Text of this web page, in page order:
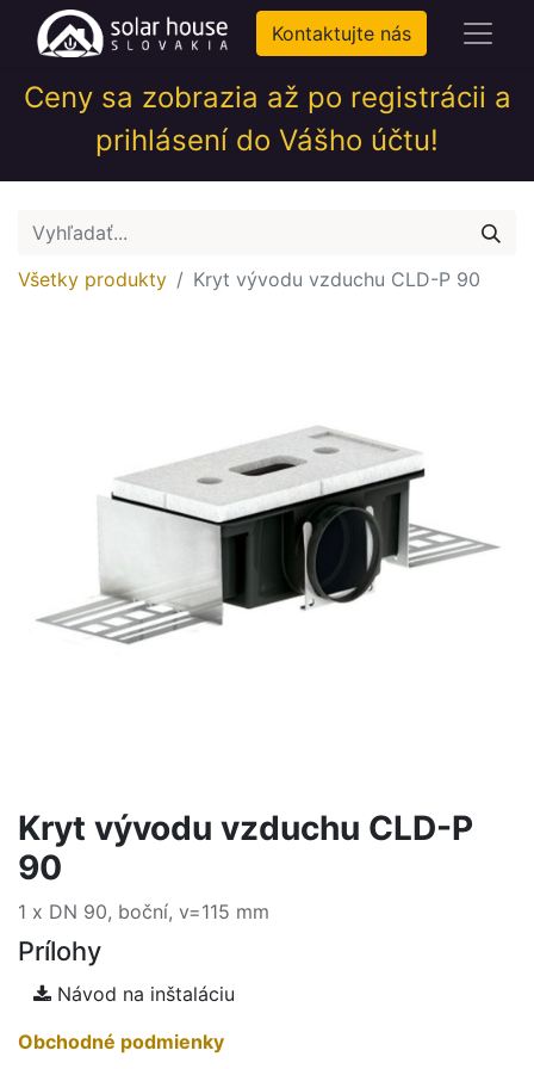
Kontaktujte nás
Ceny sa zobrazia až po registrácii a
prihlásení do Vášho účtu!
Všetky produkty Kryt vývodu vzduchu CLD-P 90
Kryt vývodu vzduchu CLD-P
90
1 x DN 90, boční, v=115 mm
Prílohy
Návod na inštaláciu
Obchodné podmienky